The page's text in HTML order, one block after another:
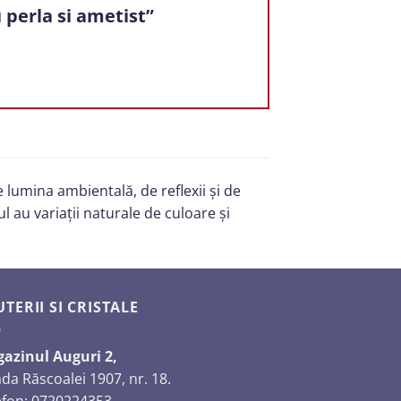
perla si ametist”
ambientală, de reflexii și de
au variații naturale de culoare și
SI CRISTALE
Auguri 2,
Răscoalei 1907, nr. 18.